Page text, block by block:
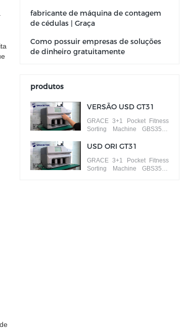
fabricante de máquina de contagem
de cédulas | Graça
Como possuir empresas de soluções
de dinheiro gratuitamente
produtos
VERSÃO USD GT31
GRACE 3+1 Pocket Fitness
Sorting Machine GBS3500
por diferentes versões
USD ORI GT31
GRACE 3+1 Pocket Fitness
Sorting Machine GBS3500